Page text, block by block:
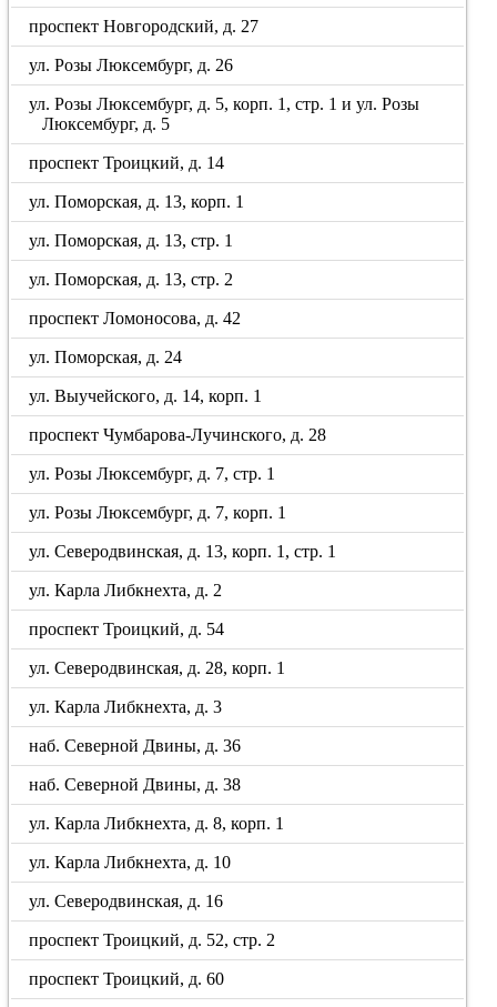
проспект Новгородский, д. 27
ул. Розы Люксембург, д. 26
ул. Розы Люксембург, д. 5, корп. 1, стр. 1 и ул. Розы
Люксембург, д. 5
проспект Троицкий, д. 14
ул. Поморская, д. 13, корп. 1
ул. Поморская, д. 13, стр. 1
ул. Поморская, д. 13, стр. 2
проспект Ломоносова, д. 42
ул. Поморская, д. 24
ул. Выучейского, д. 14, корп. 1
проспект Чумбарова-Лучинского, д. 28
ул. Розы Люксембург, д. 7, стр. 1
ул. Розы Люксембург, д. 7, корп. 1
ул. Северодвинская, д. 13, корп. 1, стр. 1
ул. Карла Либкнехта, д. 2
проспект Троицкий, д. 54
ул. Северодвинская, д. 28, корп. 1
ул. Карла Либкнехта, д. 3
наб. Северной Двины, д. 36
наб. Северной Двины, д. 38
ул. Карла Либкнехта, д. 8, корп. 1
ул. Карла Либкнехта, д. 10
ул. Северодвинская, д. 16
проспект Троицкий, д. 52, стр. 2
проспект Троицкий, д. 60